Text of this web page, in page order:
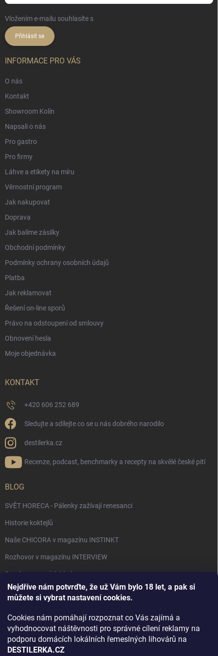
Nejdříve nám potvrďte, že už Vám bylo 18 let, a pak si
můžete si vybrat nastavení cookies.
Cookies nám pomáhají rozpoznat co Vás zajímá a
vyhodnocovat náštěvnosti pro správné cílení reklamy na
podporu domácích lokálních řemeslných lihovárů na
DESTILERKA.CZ
Vložením e-mailu souhlasíte s
Přihlásit se
INFORMACE PRO VÁS
O nás
Kontakt
Showroom Kolín
Napsali o nás
Pro gastro
Pro firmy
Láhve a etikety na míru
Věrnostní program
Jak nakupovat
Doprava
Jak balíme zásilky
Obchodní podmínky
Podmínky ochrany osobních údajů
Platba
Jak reklamovat
Řešení on-line sporů
Právo na odstoupení od smlouvy
Obnovení hesla
Moje objednávka
KONTAKT
+420 606 252 689
Sledujte a sdílejte co se u nás dobrého narodilo
destilerka.cz
Recenze, podcast, benchmarky a recepty na skvělé české pití
BLOG
SVĚT HORECA - Pálenky zažívají renesanci
Historie koktejlů
Naše CHICORA v magazínu INSTINKT
Rozhovor v magazínu INTERVIEW
Bourbon, americká krása.
Napsali v TÝDNU o naší práci
Rozhovor s DESTILERKA.CZ v magazínu DRINKING-CAT
Jak vybrat dárek na Vánoce